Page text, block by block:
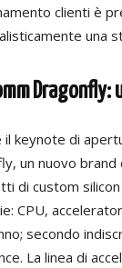
clienti è
una
il keynote di
un nuovo
di custom
CPU,
secondo
La linea di